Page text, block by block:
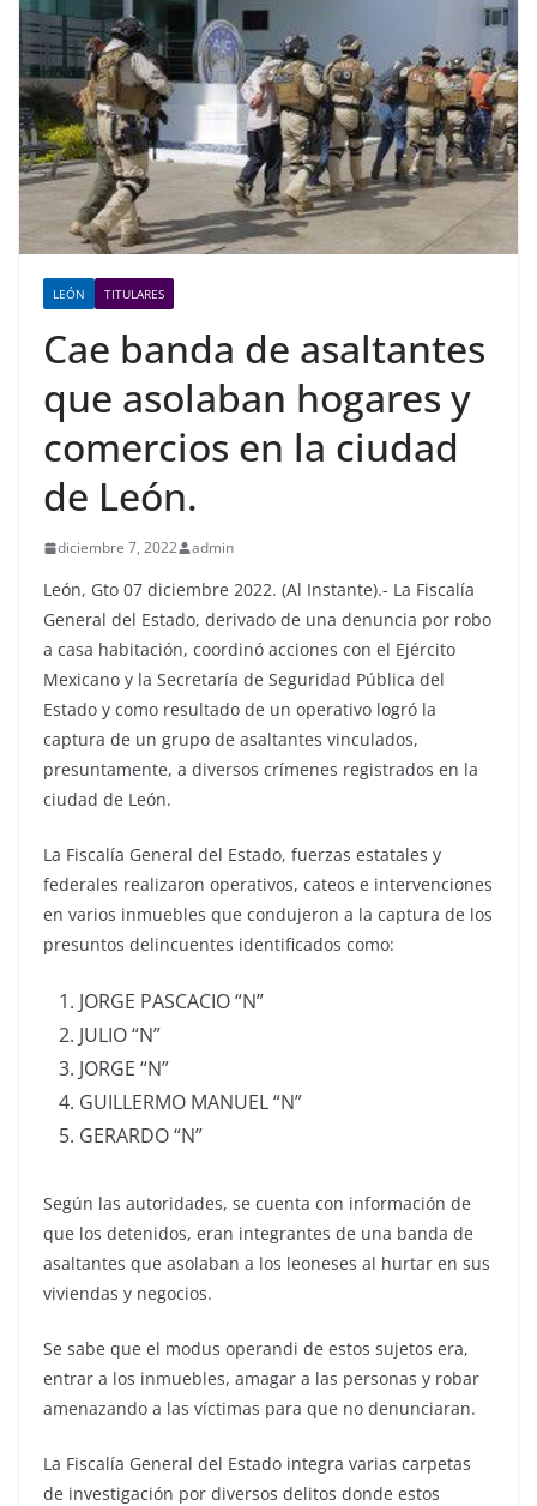
LEÓN TITULARES
Cae banda de asaltantes
que asolaban hogares y
comercios en la ciudad
de León.
diciembre 7, 2022 admin
León, Gto 07 diciembre 2022. (Al Instante).- La Fiscalía
General del Estado, derivado de una denuncia por robo
a casa habitación, coordinó acciones con el Ejército
Mexicano y la Secretaría de Seguridad Pública del
Estado y como resultado de un operativo logró la
captura de un grupo de asaltantes vinculados,
presuntamente, a diversos crímenes registrados en la
ciudad de León.
La Fiscalía General del Estado, fuerzas estatales y
federales realizaron operativos, cateos e intervenciones
en varios inmuebles que condujeron a la captura de los
presuntos delincuentes identificados como:
JORGE PASCACIO “N”
JULIO “N”
JORGE “N”
GUILLERMO MANUEL “N”
GERARDO “N”
Según las autoridades, se cuenta con información de
que los detenidos, eran integrantes de una banda de
asaltantes que asolaban a los leoneses al hurtar en sus
viviendas y negocios.
Se sabe que el modus operandi de estos sujetos era,
entrar a los inmuebles, amagar a las personas y robar
amenazando a las víctimas para que no denunciaran.
La Fiscalía General del Estado integra varias carpetas
de investigación por diversos delitos donde estos